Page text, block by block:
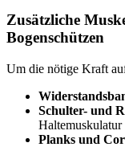
Zusätzliche
Bogenschützen
Um die nötige Kraft
Schulter- und
Haltemuskulatur
Planks und